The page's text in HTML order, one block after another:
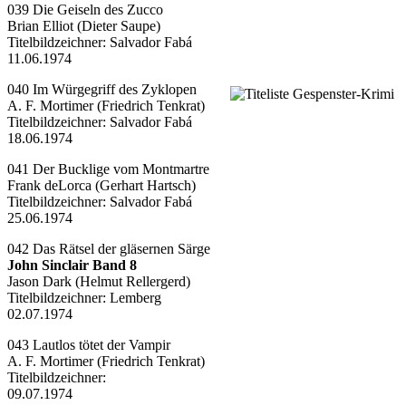
039 Die Geiseln des Zucco
Brian Elliot (Dieter Saupe)
Titelbildzeichner: Salvador Fabá
11.06.1974
040 Im Würgegriff des Zyklopen
A. F. Mortimer (Friedrich Tenkrat)
Titelbildzeichner: Salvador Fabá
18.06.1974
041 Der Bucklige vom Montmartre
Frank deLorca (Gerhart Hartsch)
Titelbildzeichner: Salvador Fabá
25.06.1974
042 Das Rätsel der gläsernen Särge
John Sinclair Band 8
Jason Dark (Helmut Rellergerd)
Titelbildzeichner: Lemberg
02.07.1974
043 Lautlos tötet der Vampir
A. F. Mortimer (Friedrich Tenkrat)
Titelbildzeichner:
09.07.1974